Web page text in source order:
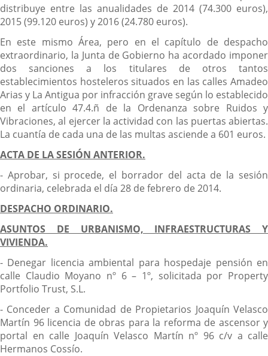
distribuye entre las anualidades de 2014 (74.300 euros),
2015 (99.120 euros) y 2016 (24.780 euros).
En este mismo Área, pero en el capítulo de despacho
extraordinario, la Junta de Gobierno ha acordado imponer
dos sanciones a los titulares de otros tantos
establecimientos hosteleros situados en las calles Amadeo
Arias y La Antigua por infracción grave según lo establecido
en el artículo 47.4.ñ de la Ordenanza sobre Ruidos y
Vibraciones, al ejercer la actividad con las puertas abiertas.
La cuantía de cada una de las multas asciende a 601 euros.
ACTA DE LA SESIÓN ANTERIOR.
- Aprobar, si procede, el borrador del acta de la sesión
ordinaria, celebrada el día 28 de febrero de 2014.
DESPACHO ORDINARIO.
ASUNTOS DE URBANISMO, INFRAESTRUCTURAS Y
VIVIENDA.
- Denegar licencia ambiental para hospedaje pensión en
calle Claudio Moyano nº 6 – 1º, solicitada por Property
Portfolio Trust, S.L.
- Conceder a Comunidad de Propietarios Joaquín Velasco
Martín 96 licencia de obras para la reforma de ascensor y
portal en calle Joaquín Velasco Martín nº 96 c/v a calle
Hermanos Cossío.